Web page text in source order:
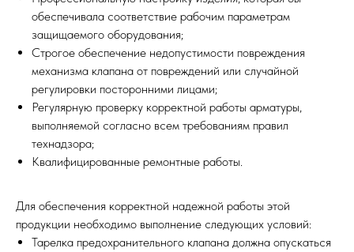
обеспечивала соответствие рабочим параметрам
защищаемого оборудования;
Строгое обеспечение недопустимости повреждения
механизма клапана от повреждений или случайной
регулировки посторонними лицами;
Регулярную проверку корректной работы арматуры,
выполняемой согласно всем требованиям правил
технадзора;
Квалифицированные ремонтные работы.
Для обеспечения корректной надежной работы этой
продукции необходимо выполнение следующих условий:
Тарелка предохранительного клапана должна опускаться